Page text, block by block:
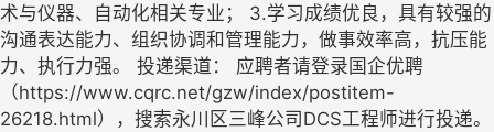
术与仪器、自动化相关专业； 3.学习成绩优良，具有较强的
沟通表达能力、组织协调和管理能力，做事效率高，抗压能
力、执行力强。 投递渠道： 应聘者请登录国企优聘
（https://www.cqrc.net/gzw/index/postitem-
26218.html），搜索永川区三峰公司DCS工程师进行投递。